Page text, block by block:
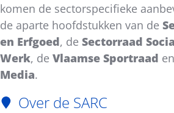
komen de sectorspecifieke
de aparte hoofdstukken van de
en Erfgoed, de Sectorraad
Werk, de Vlaamse Sportraad
Media.
Over de SARC